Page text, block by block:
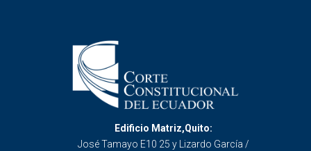
Edificio Matriz,Quito:
José Tamayo E10 25 y Lizardo García /